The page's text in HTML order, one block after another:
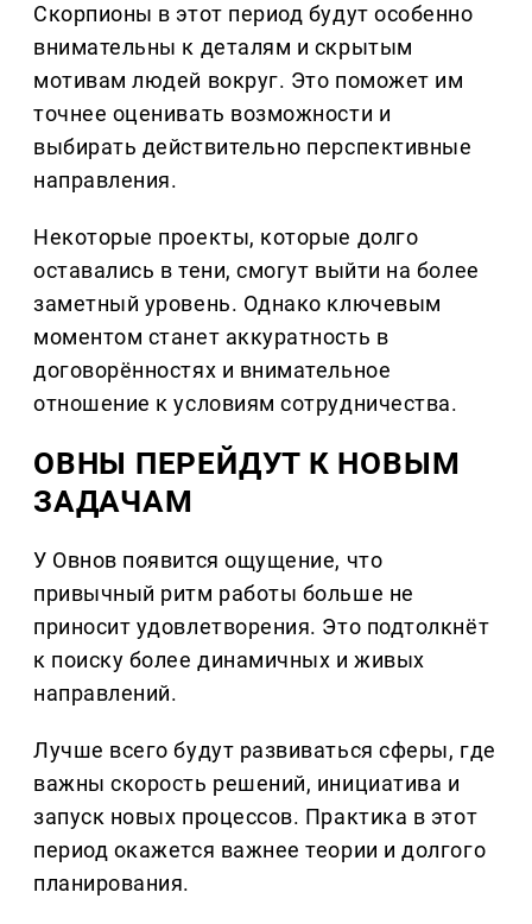
Скорпионы в этот период будут особенно
внимательны к деталям и скрытым
мотивам людей вокруг. Это поможет им
точнее оценивать возможности и
выбирать действительно перспективные
направления.
Некоторые проекты, которые долго
оставались в тени, смогут выйти на более
заметный уровень. Однако ключевым
моментом станет аккуратность в
договорённостях и внимательное
отношение к условиям сотрудничества.
ОВНЫ ПЕРЕЙДУТ К НОВЫМ
ЗАДАЧАМ
У Овнов появится ощущение, что
привычный ритм работы больше не
приносит удовлетворения. Это подтолкнёт
к поиску более динамичных и живых
направлений.
Лучше всего будут развиваться сферы, где
важны скорость решений, инициатива и
запуск новых процессов. Практика в этот
период окажется важнее теории и долгого
планирования.